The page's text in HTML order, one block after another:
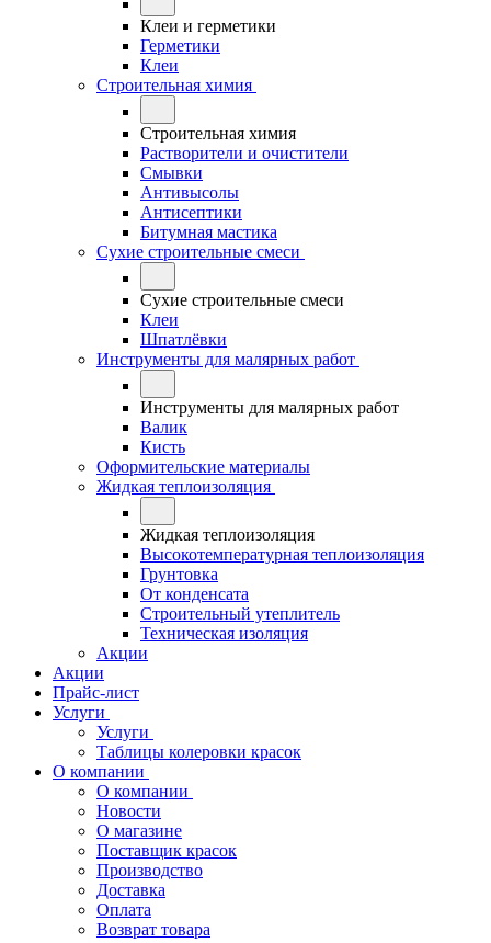
Клеи и герметики
Герметики
Клеи
Строительная химия
Строительная химия
Растворители и очистители
Смывки
Антивысолы
Антисептики
Битумная мастика
Сухие строительные смеси
Сухие строительные смеси
Клеи
Шпатлёвки
Инструменты для малярных работ
Инструменты для малярных работ
Валик
Кисть
Оформительские материалы
Жидкая теплоизоляция
Жидкая теплоизоляция
Высокотемпературная теплоизоляция
Грунтовка
От конденсата
Строительный утеплитель
Техническая изоляция
Акции
Акции
Прайс-лист
Услуги
Услуги
Таблицы колеровки красок
О компании
О компании
Новости
О магазине
Поставщик красок
Производство
Доставка
Оплата
Возврат товара